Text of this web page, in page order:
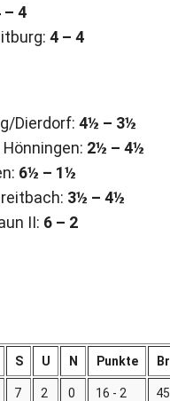
– 4
4 – 4
Dierdorf: 4½ – 3½
2½ – 4½
6½ – 1½
3½ – 4½
II: 6 – 2
S U N Punkte
7 2 0 16 - 2